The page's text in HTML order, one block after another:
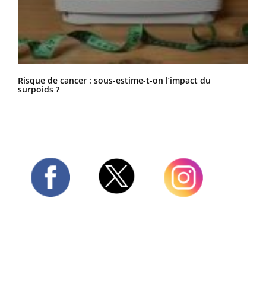
Risque de cancer : sous-estime-t-on l’impact du
surpoids ?